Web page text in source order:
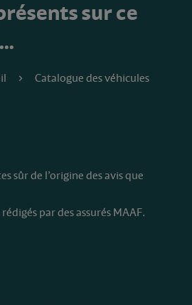
sur ce
Catalogue des véhicules
sûr de l’origine des avis que
par des assurés MAAF.